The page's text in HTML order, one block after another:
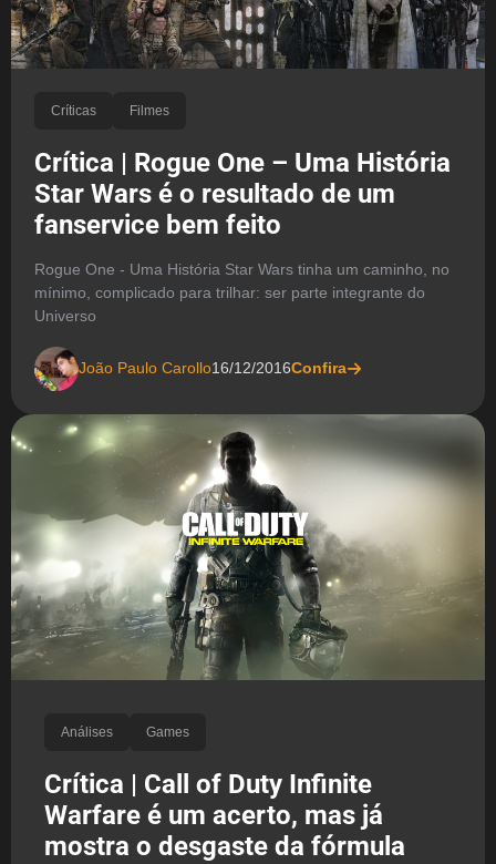
Críticas Filmes
Crítica | Rogue One – Uma História
Star Wars é o resultado de um
fanservice bem feito
Rogue One - Uma História Star Wars tinha um caminho, no
mínimo, complicado para trilhar: ser parte integrante do
Universo
João Paulo Carollo16/12/2016Confira
Análises Games
Crítica | Call of Duty Infinite
Warfare é um acerto, mas já
mostra o desgaste da fórmula